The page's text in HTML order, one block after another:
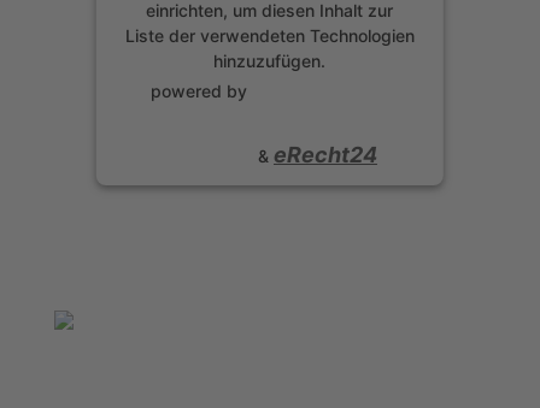
einrichten, um diesen Inhalt zur
Liste der verwendeten Technologien
hinzuzufügen.
powered by
& eRecht24